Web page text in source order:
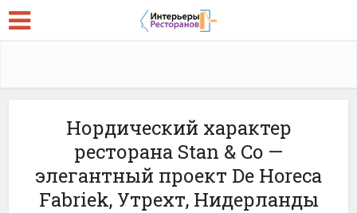
Нордический характер
ресторана Stan & Co —
элегантный проект De Horeca
Fabriek, Утрехт, Нидерланды